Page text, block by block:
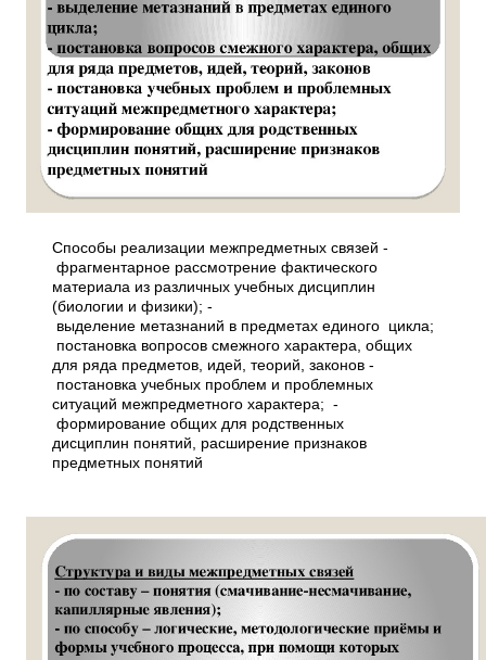
Способы реализации межпредметных связей ­
фрагментарное рассмотрение фактического
материала из различных учебных дисциплин
(биологии и физики); ­
выделение метазнаний в предметах единого цикла;
­ постановка вопросов смежного характера, общих
для ряда предметов, идей, теорий, законов ­
постановка учебных проблем и проблемных
ситуаций межпредметного характера; ­
формирование общих для родственных
дисциплин понятий, расширение признаков
предметных понятий